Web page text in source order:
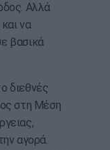
Αλλά
να
βασικά
διεθνές
στη Μέση
αγορά.